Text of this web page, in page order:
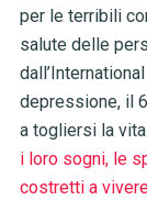
per le terribili
salute delle
depressione, il
a togliersi la vita.
i loro sogni, le
costretti a